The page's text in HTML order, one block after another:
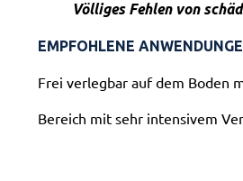
Völliges Fehlen von
EMPFOHLENE
Frei verlegbar auf dem Boden
Bereich mit sehr intensivem